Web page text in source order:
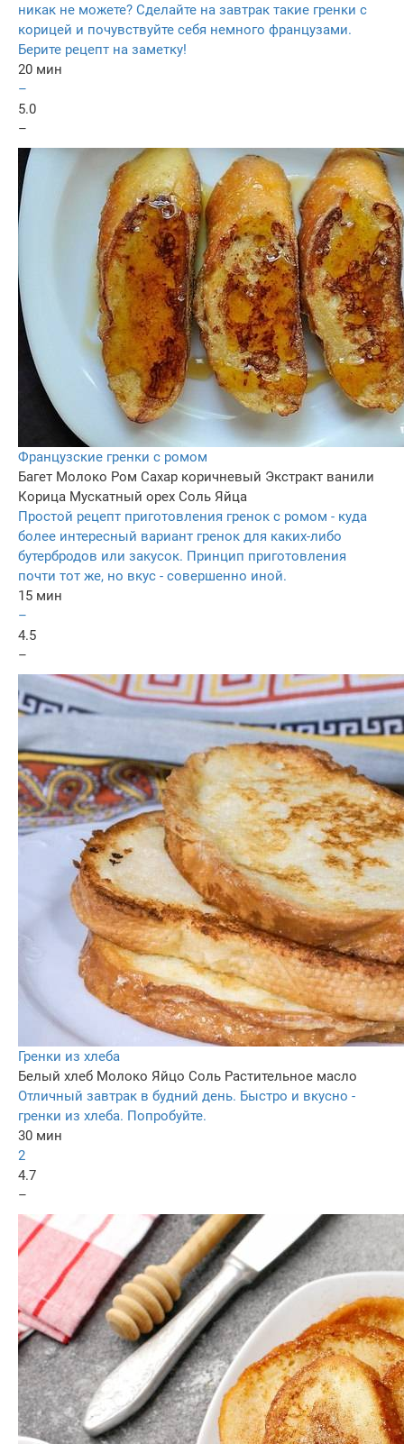
никак не можете? Сделайте на завтрак такие гренки с
корицей и почувствуйте себя немного французами.
Берите рецепт на заметку!
20 мин
–
5.0
–
Французские гренки с ромом
Багет Молоко Ром Сахар коричневый Экстракт ванили
Корица Мускатный орех Соль Яйца
Простой рецепт приготовления гренок с ромом - куда
более интересный вариант гренок для каких-либо
бутербродов или закусок. Принцип приготовления
почти тот же, но вкус - совершенно иной.
15 мин
–
4.5
–
Гренки из хлеба
Белый хлеб Молоко Яйцо Соль Растительное масло
Отличный завтрак в будний день. Быстро и вкусно -
гренки из хлеба. Попробуйте.
30 мин
2
4.7
–